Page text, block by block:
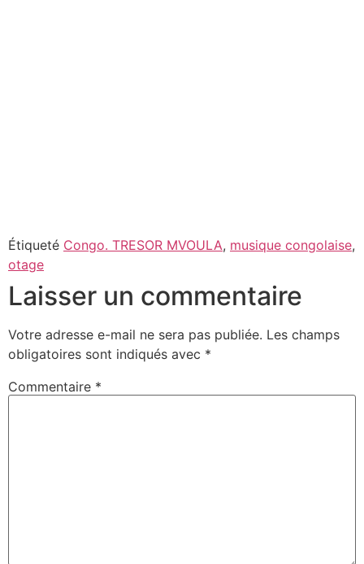
Étiqueté Congo. TRESOR MVOULA, musique congolaise,
otage
Laisser un commentaire
Votre adresse e-mail ne sera pas publiée. Les champs
obligatoires sont indiqués avec *
Commentaire *